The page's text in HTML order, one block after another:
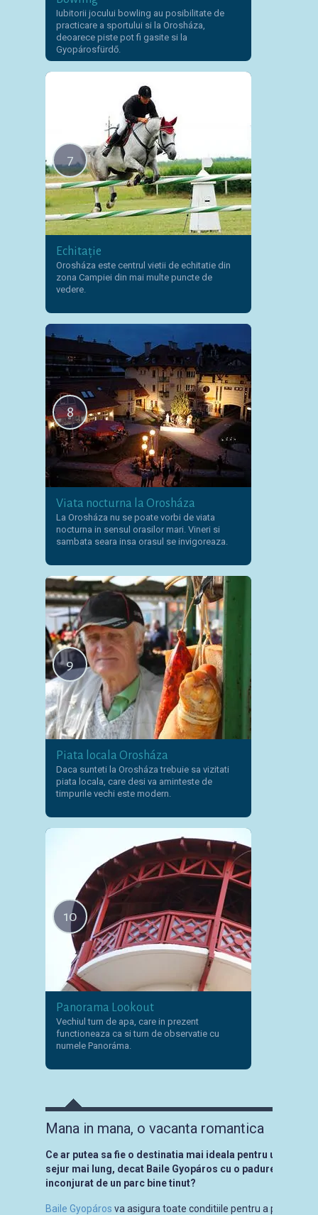
Iubitorii jocului bowling au posibilitate de
practicare a sportului si la Orosháza,
deoarece piste pot fi gasite si la
Gyopárosfürdő.
7
Echitație
Orosháza este centrul vietii de echitatie din
zona Campiei din mai multe puncte de
vedere.
8
Viata nocturna la Orosháza
La Orosháza nu se poate vorbi de viata
nocturna in sensul orasilor mari. Vineri si
sambata seara insa orasul se invigoreaza.
9
Piata locala Orosháza
Daca sunteti la Orosháza trebuie sa vizitati
piata locala, care desi va aminteste de
timpurile vechi este modern.
10
Panorama Lookout
Vechiul turn de apa, care in prezent
functioneaza ca si turn de observatie cu
numele Panoráma.
Mana in mana, o vacanta romantica
Ce ar putea sa fie o destinatia mai ideala pentru un week-
sejur mai lung, decat Baile Gyopáros cu o padure si un
inconjurat de un parc bine tinut?
Baile Gyopáros va asigura toate conditiile pentru a petrece